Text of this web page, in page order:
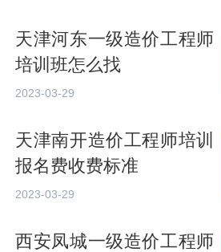
天津河东一级造价工程师
培训班怎么找
2023-03-29
天津南开造价工程师培训
报名费收费标准
2023-03-29
西安凤城一级造价工程师